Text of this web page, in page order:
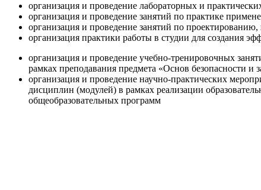
организация и проведение лабораторных и
организация и проведение занятий по практике
организация и проведение занятий по
организация практики работы в студии для создания
организация и проведение учебно-тренировочных
рамках преподавания предмета «Основ безопасности
организация и проведение научно-практических
дисциплин (модулей) в рамках реализации
общеобразовательных программ